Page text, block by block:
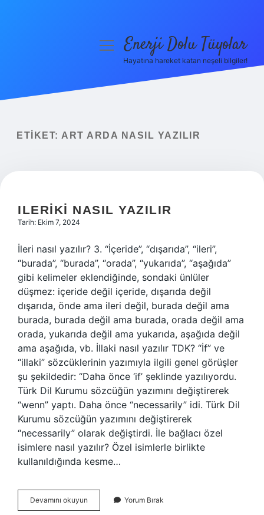
Yasal Uyarı
menüyüEnerji Dolu Tüyolar
Hayatına hareket katan neşeli bilgiler!
ETIKET: ART ARDA NASIL YAZILIR
ILERIKI NASIL YAZILIR
Tarih: Ekim 7, 2024
İleri nasıl yazılır? 3. “İçeride”, “dışarıda”, “ileri”,
“burada”, “burada”, “orada”, “yukarıda”, “aşağıda”
gibi kelimeler eklendiğinde, sondaki ünlüler
düşmez: içeride değil içeride, dışarıda değil
dışarıda, önde ama ileri değil, burada değil ama
burada, burada değil ama burada, orada değil ama
orada, yukarıda değil ama yukarıda, aşağıda değil
ama aşağıda, vb. İllaki nasıl yazılır TDK? “İf” ve
“illaki” sözcüklerinin yazımıyla ilgili genel görüşler
şu şekildedir: “Daha önce ‘if’ şeklinde yazılıyordu.
Türk Dil Kurumu sözcüğün yazımını değiştirerek
“wenn” yaptı. Daha önce “necessarily” idi. Türk Dil
Kurumu sözcüğün yazımını değiştirerek
“necessarily” olarak değiştirdi. İle bağlacı özel
isimlere nasıl yazılır? Özel isimlerle birlikte
kullanıldığında kesme…
Devamını okuyun
Nasıl
Yorum Bırak